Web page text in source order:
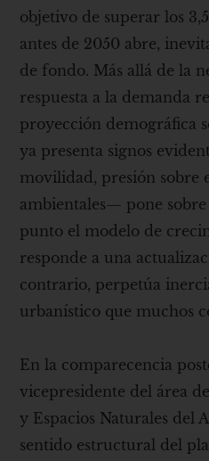
objetivo de superar los
antes de 2050 abre,
de fondo. Más allá de la
respuesta a la demanda
proyección demográfica
ya presenta signos
movilidad, presión sobre
ambientales— pone sobre
punto el modelo de
responde a una
contrario, perpetúa
urbanístico que muchos
En la comparecencia
vicepresidente del área
y Espacios Naturales del
sentido estructural del